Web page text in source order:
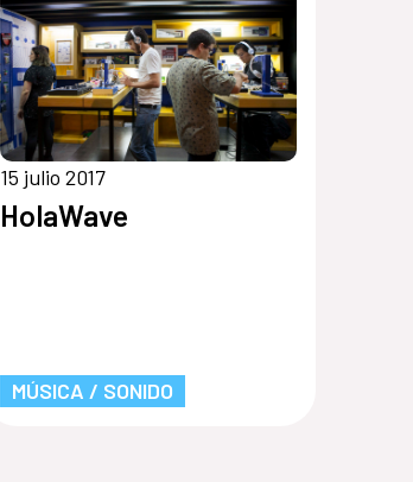
15 julio 2017
HolaWave
MÚSICA / SONIDO